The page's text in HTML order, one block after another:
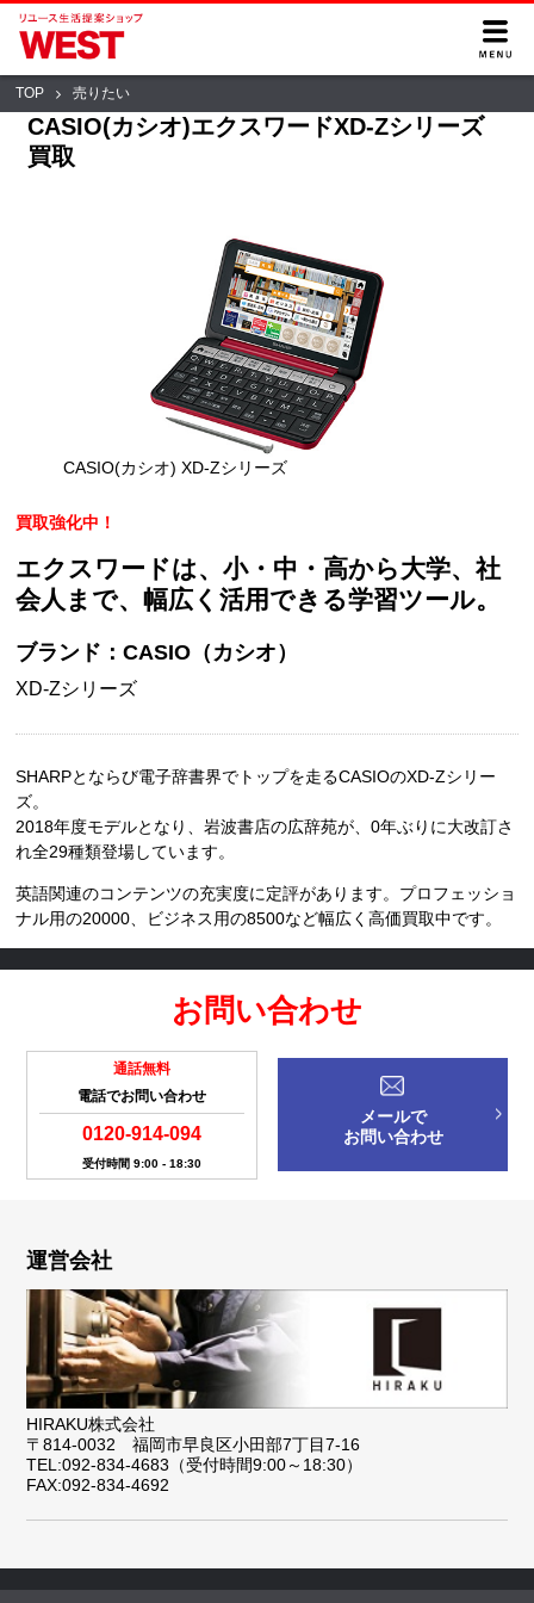
TOP 売りたい
CASIO(カシオ)エクスワードXD-Zシリーズ
買取
CASIO(カシオ) XD-Zシリーズ
買取強化中！
エクスワードは、小・中・高から大学、社
会人まで、幅広く活用できる学習ツール。
ブランド：CASIO（カシオ）
XD-Zシリーズ
SHARPとならび電子辞書界でトップを走るCASIOのXD-Zシリー
ズ。
2018年度モデルとなり、岩波書店の広辞苑が、0年ぶりに大改訂さ
れ全29種類登場しています。
英語関連のコンテンツの充実度に定評があります。プロフェッショ
ナル用の20000、ビジネス用の8500など幅広く高価買取中です。
お問い合わせ
通話無料
電話でお問い合わせ
0120-914-094
受付時間 9:00 - 18:30
メールで
お問い合わせ
運営会社
HIRAKU株式会社
〒814-0032 福岡市早良区小田部7丁目7-16
TEL:092-834-4683（受付時間9:00～18:30）
FAX:092-834-4692